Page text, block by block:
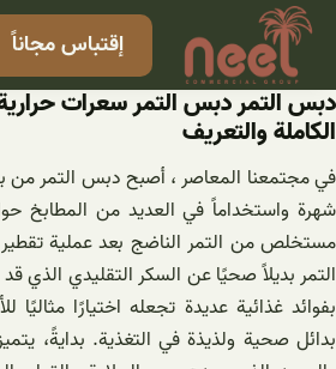
تخطى
المحتوى
إقتباس مجاناً
دبس التمر دبس التمر سعرات
الكاملة والتعريف
في مجتمعنا المعاصر ، أصبح دبس التمر من
شهرة واستخداماً في العديد من المطابخ
مستخلص من التمر الناضج بعد عملية
التمر بديلاً صحيًا عن السكر التقليدي الذي
بفوائد غذائية عديدة تجعله اختيارًا
بدائل صحية ولذيذة في التغذية. بدايةً،